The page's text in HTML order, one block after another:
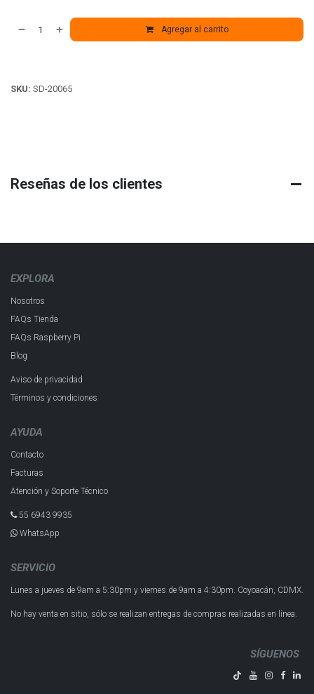
Agregar al carrito
SKU: SD-20065
Reseñas de los clientes
EXPLORA
Nosotros
FAQs Tienda
FAQs Raspberry Pi
Blog
Aviso de privacidad
Términos y condiciones
AYUDA
Contacto
Facturas
Atención y Soporte Técnico
55 6943 993​5
WhatsApp
SERVICIO
Lunes a jueves de 9am a 5:30pm y viernes de 9am a 4:30pm. Coyoacán, CDMX.
No hay venta en sitio, sólo se realizan entregas de compras realizadas en línea.
SÍGUENOS